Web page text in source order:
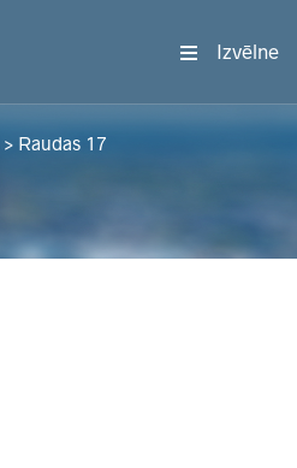
Izvēlne
> Raudas 17